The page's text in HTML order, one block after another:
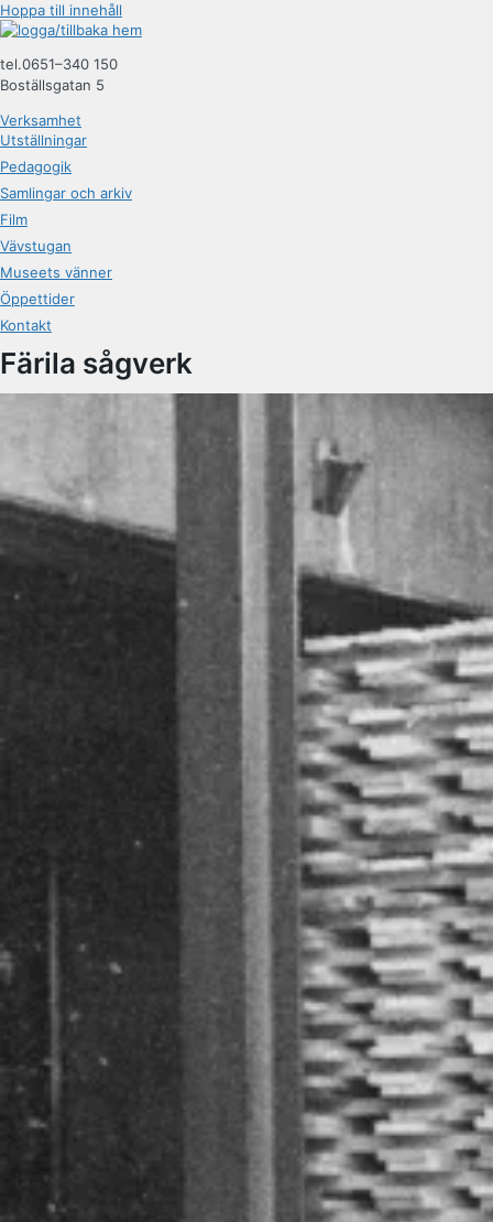
Hoppa till innehåll
tel.0651–340 150
Boställsgatan 5
Verksamhet
Utställningar
Pedagogik
Samlingar och arkiv
Film
Vävstugan
Museets vänner
Öppettider
Kontakt
Färila sågverk